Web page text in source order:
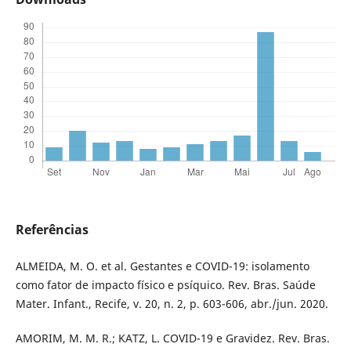
Referências
ALMEIDA, M. O. et al. Gestantes e COVID-19: isolamento
como fator de impacto físico e psíquico. Rev. Bras. Saúde
Mater. Infant., Recife, v. 20, n. 2, p. 603-606, abr./jun. 2020.
AMORIM, M. M. R.; KATZ, L. COVID-19 e Gravidez. Rev. Bras.